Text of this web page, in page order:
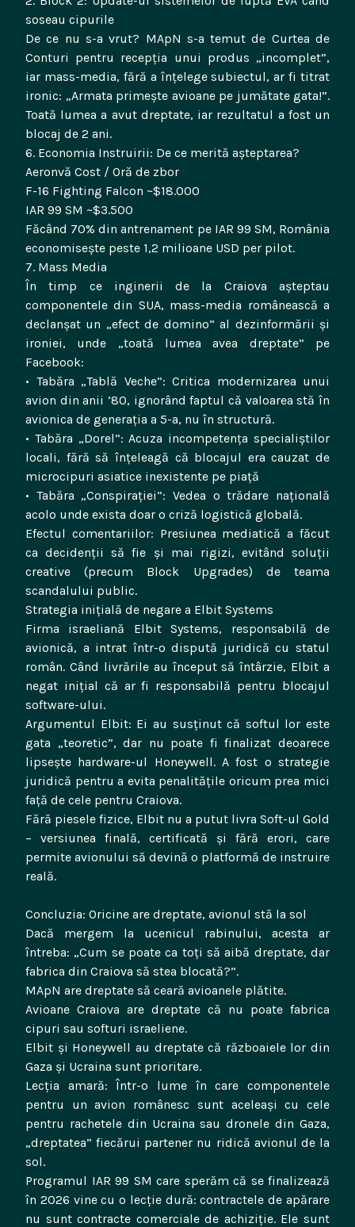
soseau cipurile
De ce nu s-a vrut? MApN s-a temut de Curtea de
Conturi pentru recepția unui produs „incomplet”,
iar mass-media, fără a înțelege subiectul, ar fi titrat
ironic: „Armata primește avioane pe jumătate gata!”.
Toată lumea a avut dreptate, iar rezultatul a fost un
blocaj de 2 ani.
6. Economia Instruirii: De ce merită așteptarea?
Aeronvă Cost / Oră de zbor
F-16 Fighting Falcon ~$18.000
IAR 99 SM ~$3.500
Făcând 70% din antrenament pe IAR 99 SM, România
economisește peste 1,2 milioane USD per pilot.
7. Mass Media
În timp ce inginerii de la Craiova așteptau
componentele din SUA, mass-media românească a
declanșat un „efect de domino” al dezinformării și
ironiei, unde „toată lumea avea dreptate” pe
Facebook:
• Tabăra „Tablă Veche”: Critica modernizarea unui
avion din anii ’80, ignorând faptul că valoarea stă în
avionica de generația a 5-a, nu în structură.
• Tabăra „Dorel”: Acuza incompetența specialiștilor
locali, fără să înțeleagă că blocajul era cauzat de
microcipuri asiatice inexistente pe piață
• Tabăra „Conspirației”: Vedea o trădare națională
acolo unde exista doar o criză logistică globală.
Efectul comentariilor: Presiunea mediatică a făcut
ca decidenții să fie și mai rigizi, evitând soluții
creative (precum Block Upgrades) de teama
scandalului public.
​Strategia inițială de negare a Elbit Systems
​Firma israeliană Elbit Systems, responsabilă de
avionică, a intrat într-o dispută juridică cu statul
român. Când livrările au început să întârzie, Elbit a
negat inițial că ar fi responsabilă pentru blocajul
software-ului.
​Argumentul Elbit: Ei au susținut că softul lor este
gata „teoretic”, dar nu poate fi finalizat deoarece
lipsește hardware-ul Honeywell. A fost o strategie
juridică pentru a evita penalitățile oricum prea mici
față de cele pentru Craiova.
Fără piesele fizice, Elbit nu a putut livra Soft-ul Gold
– versiunea finală, certificată și fără erori, care
permite avionului să devină o platformă de instruire
reală.
​Concluzia: Oricine are dreptate, avionul stă la sol
​Dacă mergem la ucenicul rabinului, acesta ar
întreba: „Cum se poate ca toți să aibă dreptate, dar
fabrica din Craiova să stea blocată?”.
​MApN are dreptate să ceară avioanele plătite.
​Avioane Craiova are dreptate că nu poate fabrica
cipuri sau softuri israeliene.
​Elbit și Honeywell au dreptate că războaiele lor din
Gaza și Ucraina sunt prioritare.
​Lecția amară: Într-o lume în care componentele
pentru un avion românesc sunt aceleași cu cele
pentru rachetele din Ucraina sau dronele din Gaza,
„dreptatea” fiecărui partener nu ridică avionul de la
sol.
Programul IAR 99 SM care sperăm că se finalizează
în 2026 vine cu o lecție dură: contractele de apărare
nu sunt contracte comerciale de achiziție. Ele sunt